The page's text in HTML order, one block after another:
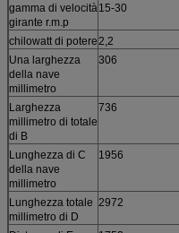
gamma di velocità
girante r.m.p
15-30
chilowatt di potere2,2
Una larghezza
della nave
millimetro
306
Larghezza
millimetro di totale
di B
736
Lunghezza di C
della nave
millimetro
1956
Lunghezza totale
millimetro di D
2972